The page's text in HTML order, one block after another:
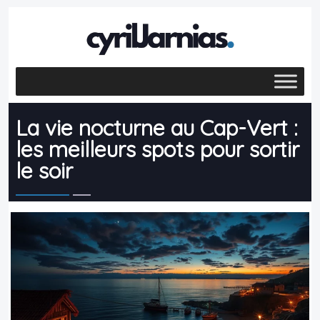
La vie nocturne au Cap-Vert :
les meilleurs spots pour sortir
le soir